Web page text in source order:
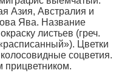
Азия, Австралия и
Ява. Название
листьев (греч.
Цветки
соцветия.
прицветником.